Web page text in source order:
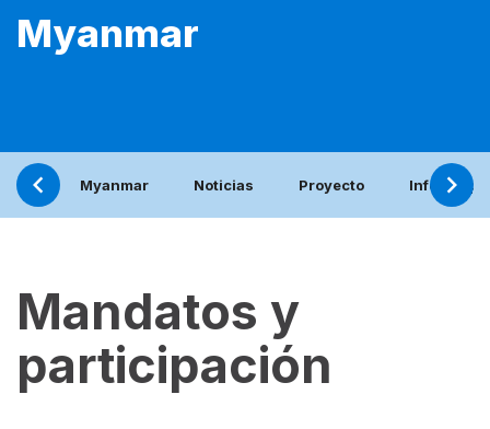
Myanmar
Myanmar Noticias Proyecto Informe
Mandatos y
participación